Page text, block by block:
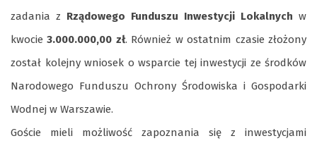
zadania z Rządowego Funduszu Inwestycji Lokalnych w
kwocie3.000.000,00 zł. Również w ostatnim czasie złożony
został kolejny wniosek o wsparcie tej inwestycji ze środków
Narodowego Funduszu Ochrony Środowiska i Gospodarki
Wodnej w Warszawie.
Goście mieli możliwość zapoznania się z inwestycjami